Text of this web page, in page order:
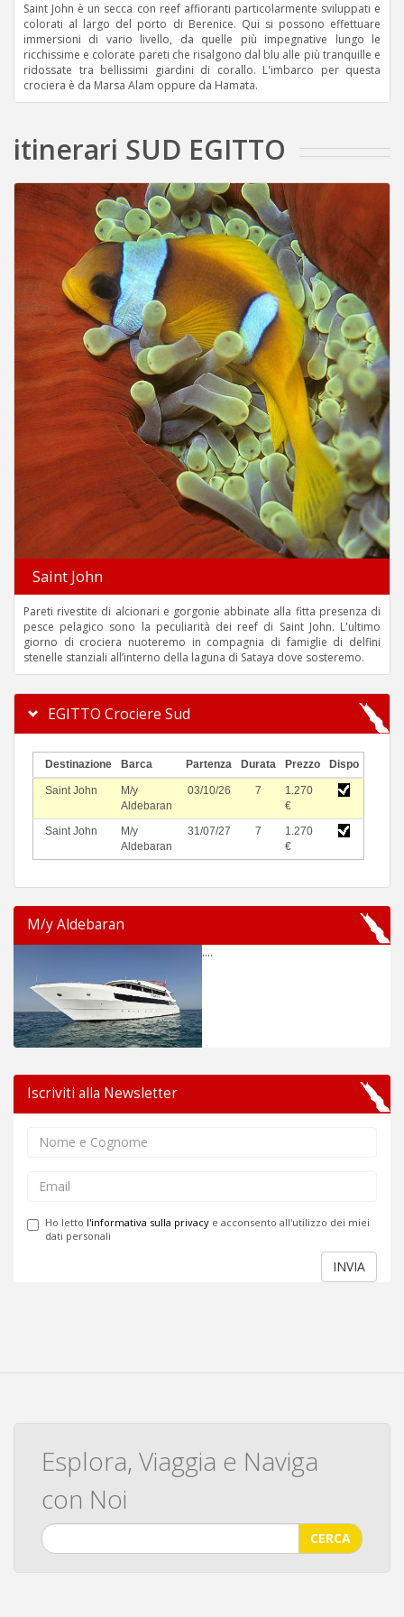
Saint John è un secca con reef affioranti particolarmente sviluppati e
colorati al largo del porto di Berenice. Qui si possono effettuare
immersioni di vario livello, da quelle più impegnative lungo le
ricchissime e colorate pareti che risalgono dal blu alle più tranquille e
ridossate tra bellissimi giardini di corallo. L'imbarco per questa
crociera è da Marsa Alam oppure da Hamata.
itinerari SUD EGITTO
Saint John
Pareti rivestite di alcionari e gorgonie abbinate alla fitta presenza di
pesce pelagico sono la peculiarità dei reef di Saint John. L'ultimo
giorno di crociera nuoteremo in compagnia di famiglie di delfini
stenelle stanziali all’interno della laguna di Sataya dove sosteremo.
EGITTO Crociere Sud
Destinazione Barca Partenza Durata Prezzo Dispo
Saint John
M/y
Aldebaran
03/10/26 7
1.270
€
Saint John
M/y
Aldebaran
31/07/27 7
1.270
€
M/y Aldebaran
....
Iscriviti alla Newsletter
Ho letto l'informativa sulla privacy e acconsento all'utilizzo dei miei
dati personali
INVIA
Esplora, Viaggia e Naviga
con Noi
CERCA